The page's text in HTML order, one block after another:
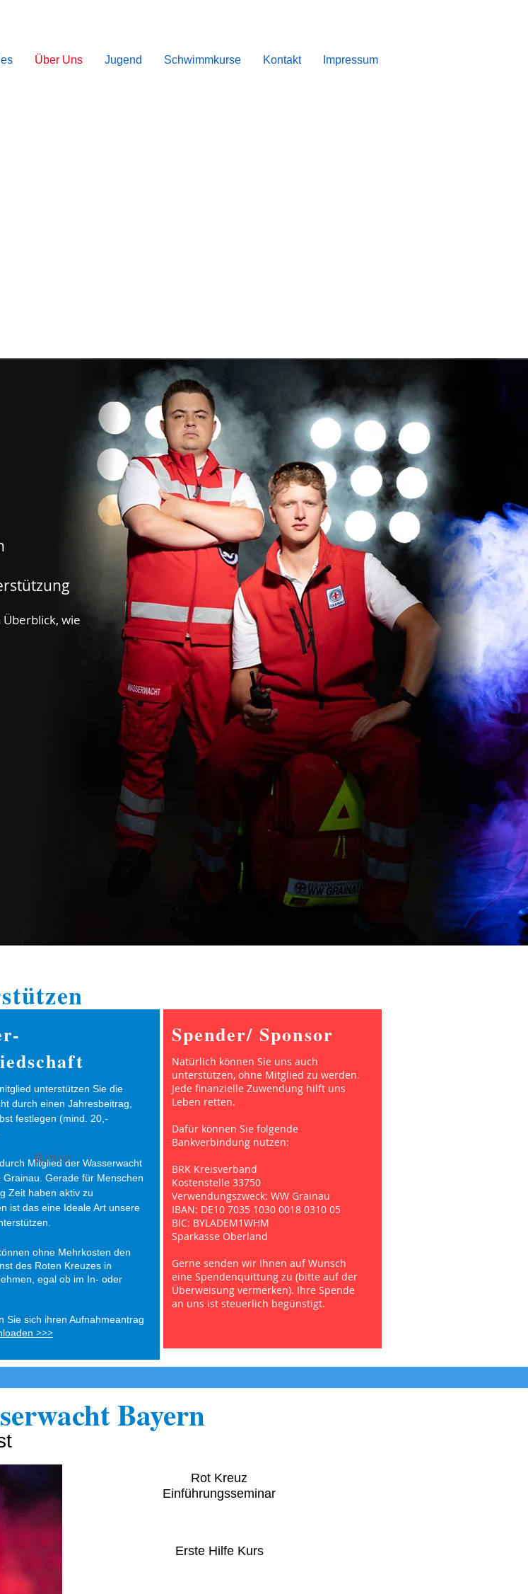
Über Uns Jugend Schwimmkurse Kontakt Impressum
wie
unterstützen Sie die
durch einen Jahresbeitrag,
festlegen (mind. 20,-
Mitglied der Wasserwacht
Grainau. Gerade für Menschen
Zeit haben aktiv zu
ist das eine Ideale Art unsere
ohne Mehrkosten den
des Roten Kreuzes in
egal ob im In- oder
Sie sich ihren Aufnahmeantrag
>>>
Spender/ Sponsor
Natürlich können Sie uns auch
unterstützen, ohne Mitglied zu werden.
Jede finanzielle Zuwendung hilft uns
Leben retten.
Dafür können Sie folgende
Bankverbindung nutzen:
BRK Kreisverband
Kostenstelle 33750
Verwendungszweck: WW Grainau
IBAN: DE10 7035 1030 0018 0310 05
BIC: BYLADEM1WHM
Sparkasse Oberland
Gerne senden wir Ihnen auf Wunsch
eine Spendenquittung zu (bitte auf der
Überweisung vermerken). Ihre Spende
an uns ist steuerlich begünstigt.
Button
Bayern
Rot Kreuz
Einführungsseminar
Erste Hilfe Kurs